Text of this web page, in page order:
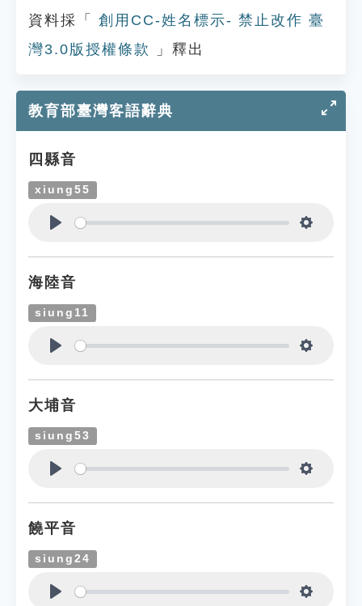
資料採「
創用CC-姓名標示- 禁止改作 臺
灣3.0版授權條款
」釋出
教育部臺灣客語辭典
四縣音
xiung55
海陸音
siung11
大埔音
siung53
饒平音
siung24